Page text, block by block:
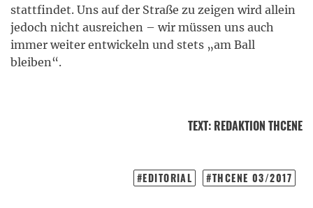
stattfindet. Uns auf der Straße zu zeigen wird allein
jedoch nicht ausreichen – wir müssen uns auch
immer weiter entwickeln und stets „am Ball
bleiben“.
TEXT: REDAKTION THCENE
EDITORIAL THCENE 03/2017